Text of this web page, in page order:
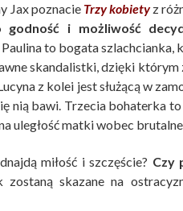
Jax poznacie Trzy kobietyz
godność i możliwość
Paulina to bogata
skandalistki, dzięki
z kolei jest służącą w
nią bawi. Trzecia bohaterka
uległość matki wobec
miłość i szczęście? Czy
zostaną skazane na